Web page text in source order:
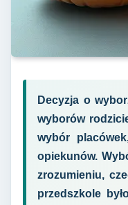
Decyzja o
wyborów
wybór
opiekunów.
zrozumieniu,
przedszkole